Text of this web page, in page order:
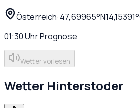
Österreich··47,69965°N14,15391
01:30UhrPrognose
Wetter vorlesen
Wetter Hinterstoder